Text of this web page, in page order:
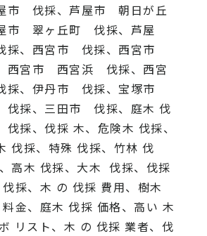
市 伐採、芦屋市 朝日が丘
市 翠ヶ丘町 伐採、芦屋
、西宮市 伐採、西宮市
西宮市 西宮浜 伐採、西宮
、伊丹市 伐採、宝塚市
採、三田市 伐採、庭木 伐
伐採、伐採 木、危険木 伐採、
伐採、特殊 伐採、竹林 伐
高木 伐採、大木 伐採、伐採
採、木 の 伐採 費用、樹木
金、庭木 伐採 価格、高い 木
リスト、木 の 伐採 業者、伐